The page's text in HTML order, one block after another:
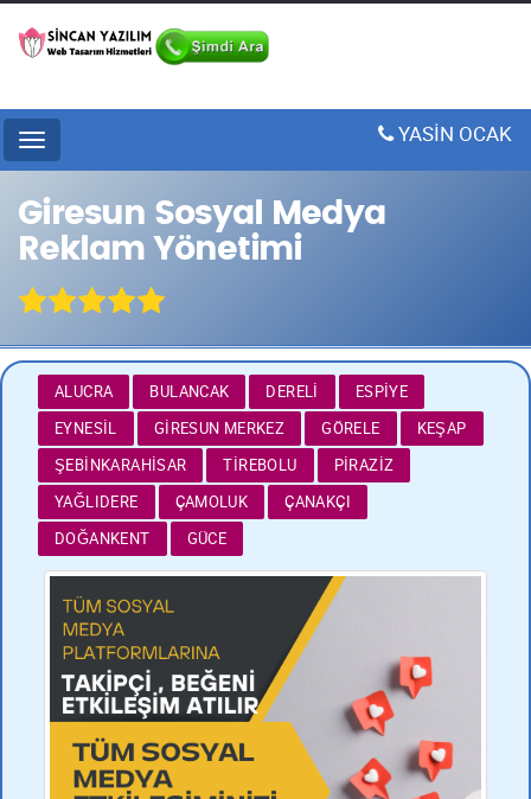
Menu YASİN OCAK
Giresun Sosyal Medya
Reklam Yönetimi
ALUCRA BULANCAK DERELI
ESPIYE
EYNESIL
GIRESUN MERKEZ GÖRELE
KEŞAP
ŞEBINKARAHISAR
TIREBOLU
PIRAZIZ
YAĞLIDERE
ÇAMOLUK
ÇANAKÇI
DOĞANKENT
GÜCE